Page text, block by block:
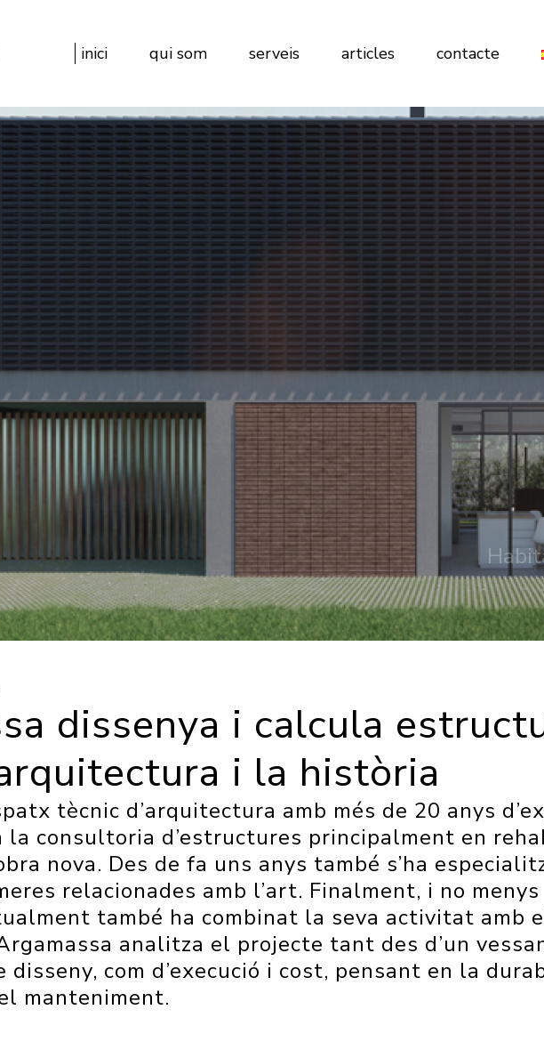
inici qui som serveis articles contacte
dissenya i calcula
i la història
tècnic d’arquitectura amb més de 20 anys
consultoria d’estructures principalment en
nova. Des de fa uns anys també s’ha
relacionades amb l’art. Finalment, i no menys
també ha combinat la seva activitat amb
analitza el projecte tant des d’un
disseny, com d’execució i cost, pensant en la
manteniment.